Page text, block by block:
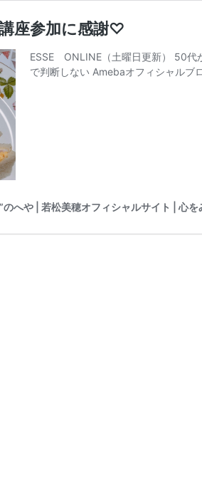
座参加に感謝♡
ESSE ONLINE（土曜日更新） 50代
で判断しない Amebaオフィシャル
のへや | 若松美穂オフィシャルサイト | 心